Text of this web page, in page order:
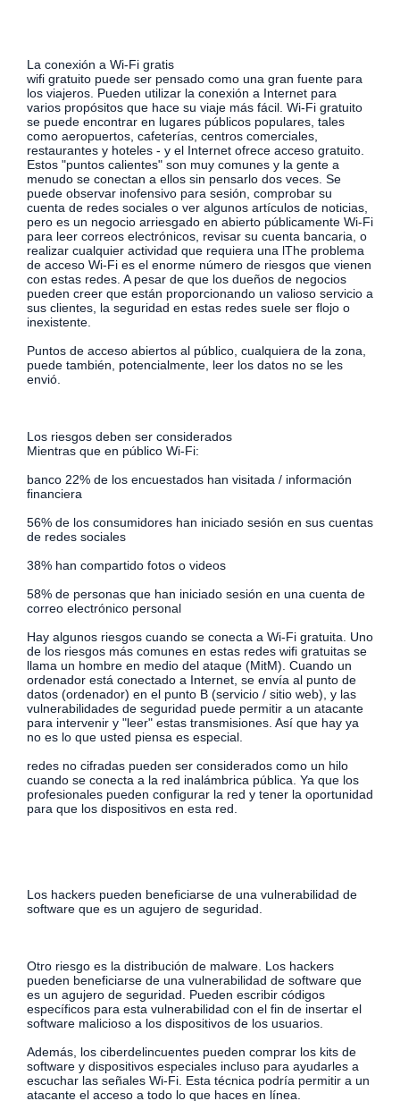
La conexión a Wi-Fi gratis
wifi gratuito puede ser pensado como una gran fuente para
los viajeros. Pueden utilizar la conexión a Internet para
varios propósitos que hace su viaje más fácil. Wi-Fi gratuito
se puede encontrar en lugares públicos populares, tales
como aeropuertos, cafeterías, centros comerciales,
restaurantes y hoteles - y el Internet ofrece acceso gratuito.
Estos "puntos calientes" son muy comunes y la gente a
menudo se conectan a ellos sin pensarlo dos veces. Se
puede observar inofensivo para sesión, comprobar su
cuenta de redes sociales o ver algunos artículos de noticias,
pero es un negocio arriesgado en abierto públicamente Wi-Fi
para leer correos electrónicos, revisar su cuenta bancaria, o
realizar cualquier actividad que requiera una lThe problema
de acceso Wi-Fi es el enorme número de riesgos que vienen
con estas redes. A pesar de que los dueños de negocios
pueden creer que están proporcionando un valioso servicio a
sus clientes, la seguridad en estas redes suele ser flojo o
inexistente.
Puntos de acceso abiertos al público, cualquiera de la zona,
puede también, potencialmente, leer los datos no se les
envió.
Los riesgos deben ser considerados
Mientras que en público Wi-Fi:
banco 22% de los encuestados han visitada / información
financiera
56% de los consumidores han iniciado sesión en sus cuentas
de redes sociales
38% han compartido fotos o videos
58% de personas que han iniciado sesión en una cuenta de
correo electrónico personal
Hay algunos riesgos cuando se conecta a Wi-Fi gratuita. Uno
de los riesgos más comunes en estas redes wifi gratuitas se
llama un hombre en medio del ataque (MitM). Cuando un
ordenador está conectado a Internet, se envía al punto de
datos (ordenador) en el punto B (servicio / sitio web), y las
vulnerabilidades de seguridad puede permitir a un atacante
para intervenir y "leer" estas transmisiones. Así que hay ya
no es lo que usted piensa es especial.
redes no cifradas pueden ser considerados como un hilo
cuando se conecta a la red inalámbrica pública. Ya que los
profesionales pueden configurar la red y tener la oportunidad
para que los dispositivos en esta red.
Los hackers pueden beneficiarse de una vulnerabilidad de
software que es un agujero de seguridad.
Otro riesgo es la distribución de malware. Los hackers
pueden beneficiarse de una vulnerabilidad de software que
es un agujero de seguridad. Pueden escribir códigos
específicos para esta vulnerabilidad con el fin de insertar el
software malicioso a los dispositivos de los usuarios.
Además, los ciberdelincuentes pueden comprar los kits de
software y dispositivos especiales incluso para ayudarles a
escuchar las señales Wi-Fi. Esta técnica podría permitir a un
atacante el acceso a todo lo que haces en línea.